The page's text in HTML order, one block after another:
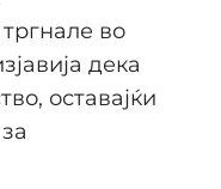
во
дека
оставајќи